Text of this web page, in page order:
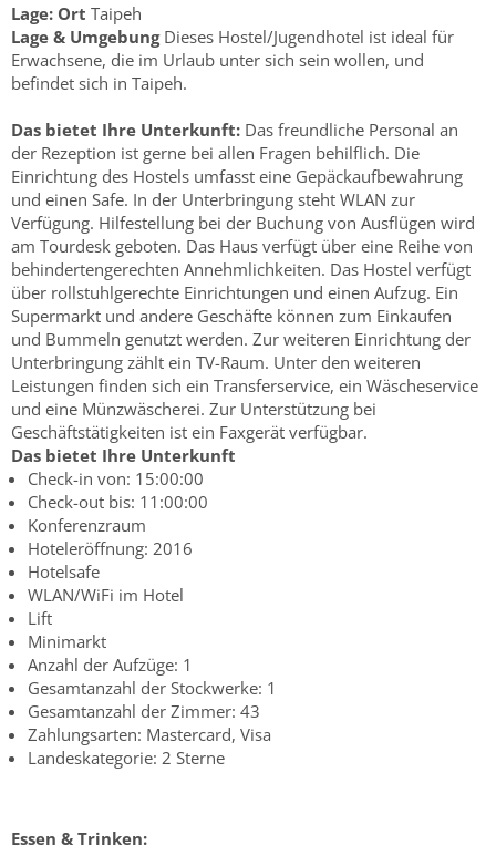
Lage: Ort Taipeh
Lage & UmgebungDieses Hostel/Jugendhotel ist ideal für
Erwachsene, die im Urlaub unter sich sein wollen, und
befindet sich in Taipeh.
Das bietet Ihre Unterkunft: Das freundliche Personal an
der Rezeption ist gerne bei allen Fragen behilflich. Die
Einrichtung des Hostels umfasst eine Gepäckaufbewahrung
und einen Safe. In der Unterbringung steht WLAN zur
Verfügung. Hilfestellung bei der Buchung von Ausflügen wird
am Tourdesk geboten. Das Haus verfügt über eine Reihe von
behindertengerechten Annehmlichkeiten. Das Hostel verfügt
über rollstuhlgerechte Einrichtungen und einen Aufzug. Ein
Supermarkt und andere Geschäfte können zum Einkaufen
und Bummeln genutzt werden. Zur weiteren Einrichtung der
Unterbringung zählt ein TV-Raum. Unter den weiteren
Leistungen finden sich ein Transferservice, ein Wäscheservice
und eine Münzwäscherei. Zur Unterstützung bei
Geschäftstätigkeiten ist ein Faxgerät verfügbar.
Das bietet Ihre Unterkunft
Check-in von: 15:00:00
Check-out bis: 11:00:00
Konferenzraum
Hoteleröffnung: 2016
Hotelsafe
WLAN/WiFi im Hotel
Lift
Minimarkt
Anzahl der Aufzüge: 1
Gesamtanzahl der Stockwerke: 1
Gesamtanzahl der Zimmer: 43
Zahlungsarten: Mastercard, Visa
Landeskategorie: 2 Sterne
Essen & Trinken: